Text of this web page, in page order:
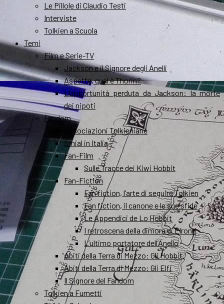
Le Pillole di Claudio Testi
Interviste
Tolkien a Scuola
Temi
Film e Serie-TV
Jackson e il Signore degli Anelli
Aspetta, qual è Thorin?
L’opportunità perduta da Jackson: la morte
dei nipoti
Fandom
Associazioni Tolkieniane
Smial in Italia
Fan-Film
Sulle Tracce dei Kiwi Hobbit
Fan-Fiction
Fan fiction, l’arte di seguire Tolkien
Fan fiction, il canone e le sue sfide
Le Appendici de Lo Hobbit
I retroscena della dimora di Elrond
L’ultimo portatore dell’Anello
Abiti della Terra di Mezzo: Gli Hobbit
Abiti della Terra di Mezzo: Gli Elfi
Il Signore del Fandom
Tolkien a Fumetti